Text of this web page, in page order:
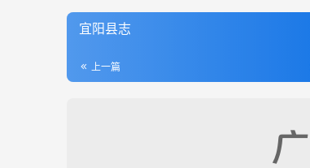
宜阳县志
上一篇